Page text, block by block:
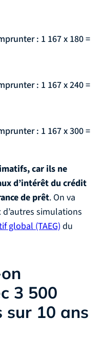
: 1 167 x 180 =
: 1 167 x 240 =
: 1 167 x 300 =
car ils ne
d’intérêt du crédit
de prêt. On va
simulations
global (TAEG) du
3 500
sur 10 ans